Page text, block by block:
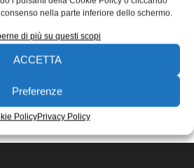
nella parte inferiore dello schermo.
di più su questi scopi
ACCETTA
Preferenze
PolicyPrivacy Policy